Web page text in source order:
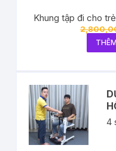
Khung tập đi cho
4